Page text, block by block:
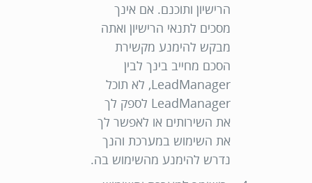
הרישיון ותוכנם. אם אינך
מסכים לתנאי הרישיון ואתה
מבקש להימנע מקשירת
הסכם מחייב בינך לבין
LeadManager, לא תוכל
LeadManager לספק לך
את השירותים או לאפשר לך
את השימוש במערכת והנך
נדרש להימנע מהשימוש בה.